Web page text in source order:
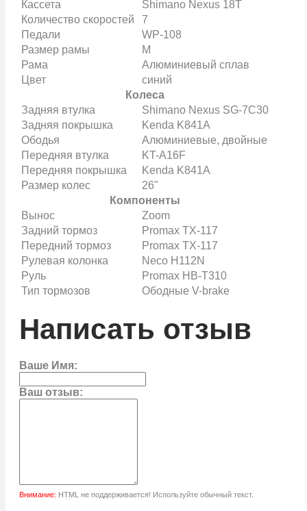
Кассета
Shimano Nexus 18T
Количество скоростей
7
Педали
WP-108
Размер рамы
M
Рама
Алюминиевый сплав
Цвет
синий
Колеса
Задняя втулка
Shimano Nexus SG-7C30
Задняя покрышка
Kenda K841A
Ободья
Алюминиевые, двойные
Передняя втулка
KT-A16F
Передняя покрышка
Kenda K841A
Размер колес
26"
Компоненты
Вынос
Zoom
Задний тормоз
Promax TX-117
Передний тормоз
Promax TX-117
Рулевая колонка
Neco H112N
Руль
Promax HB-T310
Тип тормозов
Ободные V-brake
Написать отзыв
Ваше Имя:
Ваш отзыв:
Внимание: HTML не поддерживается! Используйте обычный текст.